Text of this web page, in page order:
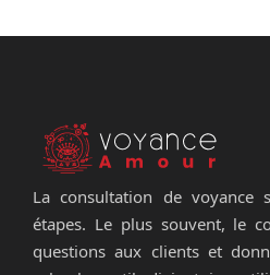
La consultation de voyance
étapes. Le plus souvent, le
questions aux clients et